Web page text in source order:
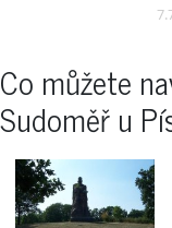
Co můžete
Sudoměř u